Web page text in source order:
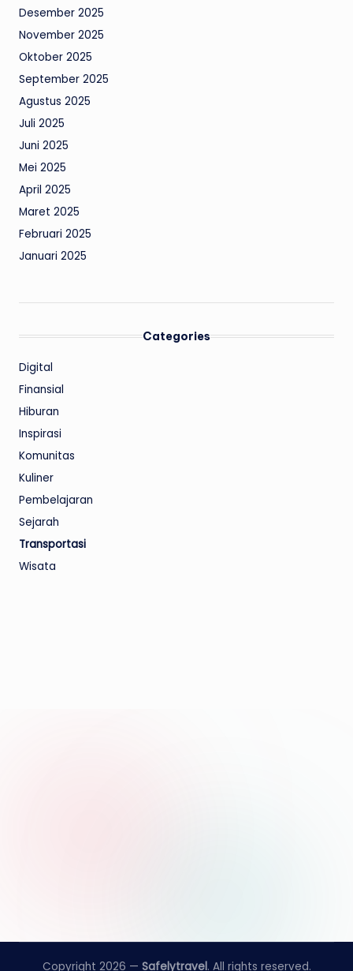
Desember 2025
November 2025
Oktober 2025
September 2025
Agustus 2025
Juli 2025
Juni 2025
Mei 2025
April 2025
Maret 2025
Februari 2025
Januari 2025
Categories
Digital
Finansial
Hiburan
Inspirasi
Komunitas
Kuliner
Pembelajaran
Sejarah
Transportasi
Wisata
Copyright 2026 — Safelytravel. All rights reserved.